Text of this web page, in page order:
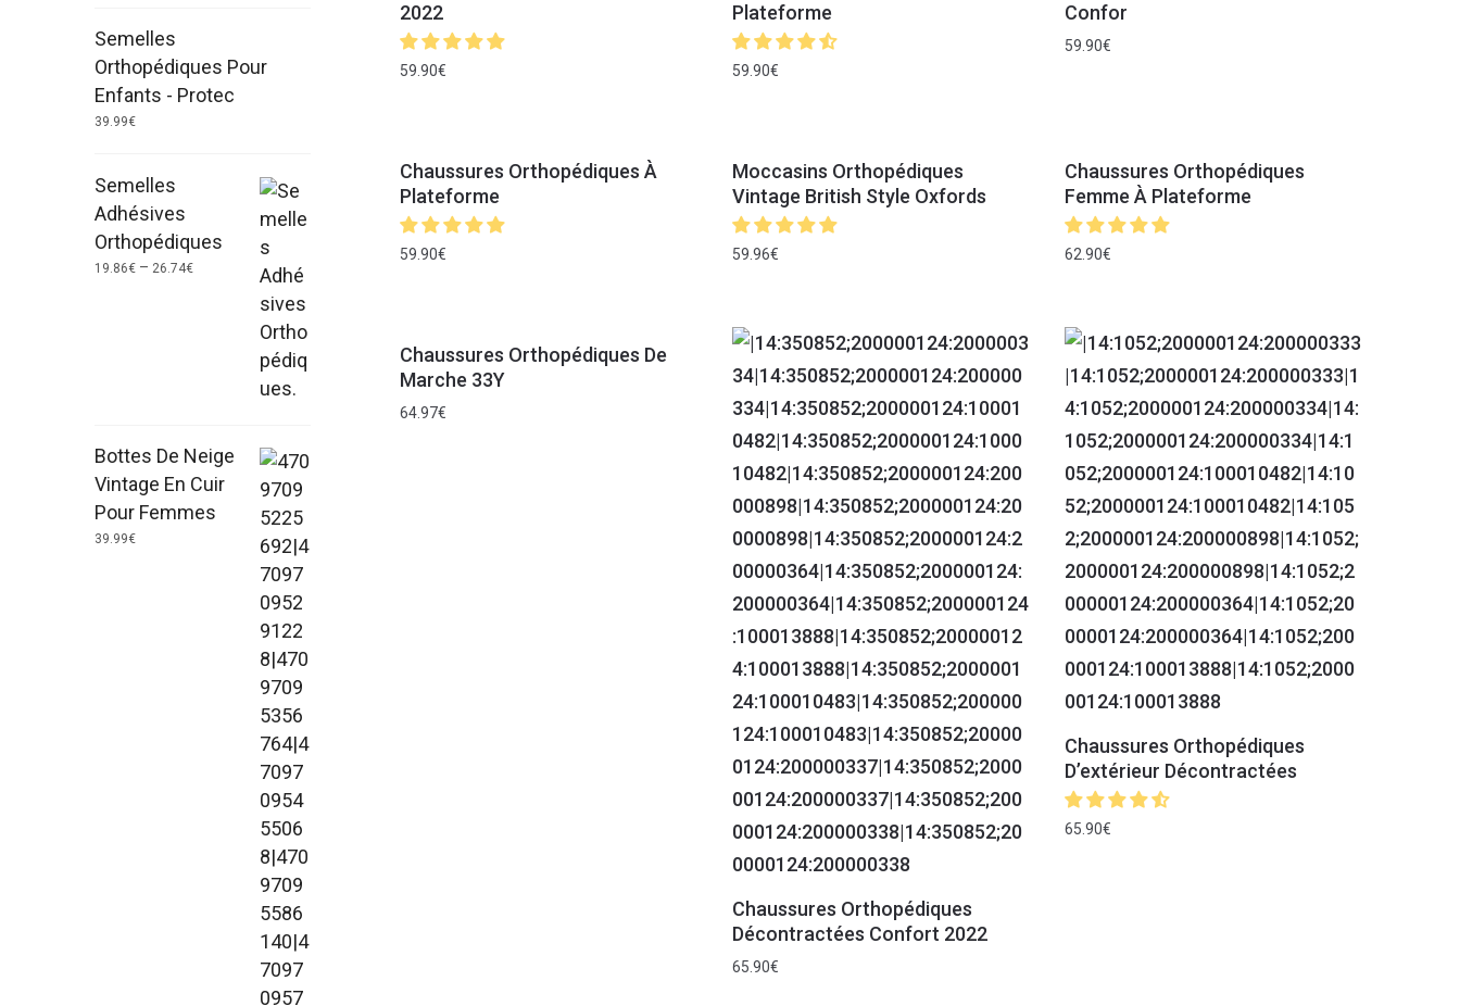
2022
59.90€
Plateforme
59.90€
Confor
59.90€
Chaussures Orthopédiques À
Plateforme
59.90€
Moccasins Orthopédiques
Vintage British Style Oxfords
59.96€
Chaussures Orthopédiques
Femme À Plateforme
62.90€
Chaussures Orthopédiques De
Marche 33Y
64.97€
Chaussures Orthopédiques
Décontractées Confort 2022
65.90€
Chaussures Orthopédiques
D’extérieur Décontractées
65.90€
Semelles
Orthopédiques Pour
Enfants - Protec
39.99€
Semelles
Adhésives
Orthopédiques
19.86€ – 26.74€
Bottes De Neige
Vintage En Cuir
Pour Femmes
39.99€